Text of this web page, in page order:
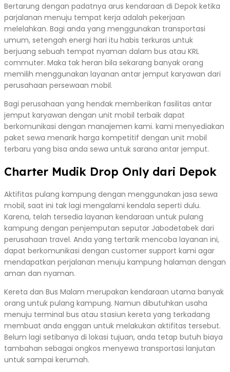
Bertarung dengan padatnya arus kendaraan di Depok ketika
parjalanan menuju tempat kerja adalah pekerjaan
melelahkan. Bagi anda yang menggunakan transportasi
umum, setengah energi hari itu habis terkuras untuk
berjuang sebuah tempat nyaman dalam bus atau KRL
commuter. Maka tak heran bila sekarang banyak orang
memilih menggunakan layanan antar jemput karyawan dari
perusahaan persewaan mobil.
Bagi perusahaan yang hendak memberikan fasilitas antar
jemput karyawan dengan unit mobil terbaik dapat
berkomunikasi dengan manajemen kami. kami menyediakan
paket sewa menarik harga kompetitif dengan unit mobil
terbaru yang bisa anda sewa untuk sarana antar jemput.
Charter Mudik Drop Only dari Depok
Aktifitas pulang kampung dengan menggunakan jasa sewa
mobil, saat ini tak lagi mengalami kendala seperti dulu.
Karena, telah tersedia layanan kendaraan untuk pulang
kampung dengan penjemputan seputar Jabodetabek dari
perusahaan travel. Anda yang tertarik mencoba layanan ini,
dapat berkomunikasi dengan customer support kami agar
mendapatkan perjalanan menuju kampung halaman dengan
aman dan nyaman.
Kereta dan Bus Malam merupakan kendaraan utama banyak
orang untuk pulang kampung. Namun dibutuhkan usaha
menuju terminal bus atau stasiun kereta yang terkadang
membuat anda enggan untuk melakukan aktifitas tersebut.
Belum lagi setibanya di lokasi tujuan, anda tetap butuh biaya
tambahan sebagai ongkos menyewa transportasi lanjutan
untuk sampai kerumah.